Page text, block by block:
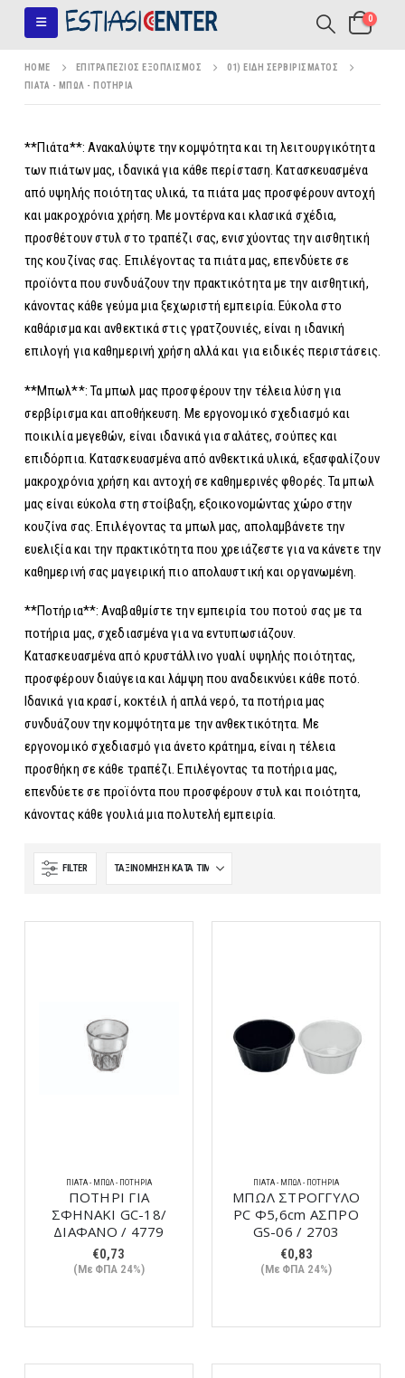
0
HOME ΕΠΙΤΡΑΠΈΖΙΟΣ ΕΞΟΠΛΙΣΜΌΣ
01) ΕΊΔΗ ΣΕΡΒΙΡΊΣΜΑΤΟΣ
ΠΙΆΤΑ - ΜΠΩΛ - ΠΟΤΉΡΙΑ
**Πιάτα**: Ανακαλύψτε την κομψότητα και τη λειτουργικότητα
των πιάτων μας, ιδανικά για κάθε περίσταση. Κατασκευασμένα
από υψηλής ποιότητας υλικά, τα πιάτα μας προσφέρουν αντοχή
και μακροχρόνια χρήση. Με μοντέρνα και κλασικά σχέδια,
προσθέτουν στυλ στο τραπέζι σας, ενισχύοντας την αισθητική
της κουζίνας σας. Επιλέγοντας τα πιάτα μας, επενδύετε σε
προϊόντα που συνδυάζουν την πρακτικότητα με την αισθητική,
κάνοντας κάθε γεύμα μια ξεχωριστή εμπειρία. Εύκολα στο
καθάρισμα και ανθεκτικά στις γρατζουνιές, είναι η ιδανική
επιλογή για καθημερινή χρήση αλλά και για ειδικές περιστάσεις.
**Μπωλ**: Τα μπωλ μας προσφέρουν την τέλεια λύση για
σερβίρισμα και αποθήκευση. Με εργονομικό σχεδιασμό και
ποικιλία μεγεθών, είναι ιδανικά για σαλάτες, σούπες και
επιδόρπια. Κατασκευασμένα από ανθεκτικά υλικά, εξασφαλίζουν
μακροχρόνια χρήση και αντοχή σε καθημερινές φθορές. Τα μπωλ
μας είναι εύκολα στη στοίβαξη, εξοικονομώντας χώρο στην
κουζίνα σας. Επιλέγοντας τα μπωλ μας, απολαμβάνετε την
ευελιξία και την πρακτικότητα που χρειάζεστε για να κάνετε την
καθημερινή σας μαγειρική πιο απολαυστική και οργανωμένη.
**Ποτήρια**: Αναβαθμίστε την εμπειρία του ποτού σας με τα
ποτήρια μας, σχεδιασμένα για να εντυπωσιάζουν.
Κατασκευασμένα από κρυστάλλινο γυαλί υψηλής ποιότητας,
προσφέρουν διαύγεια και λάμψη που αναδεικνύει κάθε ποτό.
Ιδανικά για κρασί, κοκτέιλ ή απλά νερό, τα ποτήρια μας
συνδυάζουν την κομψότητα με την ανθεκτικότητα. Με
εργονομικό σχεδιασμό για άνετο κράτημα, είναι η τέλεια
προσθήκη σε κάθε τραπέζι. Επιλέγοντας τα ποτήρια μας,
επενδύετε σε προϊόντα που προσφέρουν στυλ και ποιότητα,
κάνοντας κάθε γουλιά μια πολυτελή εμπειρία.
FILTER
ΠΙΆΤΑ - ΜΠΩΛ - ΠΟΤΉΡΙΑ
ΠΟΤΗΡΙ ΓΙΑ
ΣΦΗΝΑΚΙ GC-18/
ΔΙΑΦΑΝΟ / 4779
€0,73
(Με ΦΠΑ 24%)
ΠΙΆΤΑ - ΜΠΩΛ - ΠΟΤΉΡΙΑ
ΜΠΩΛ ΣΤΡΟΓΓΥΛΟ
PC Φ5,6cm ΑΣΠΡΟ
GS-06 / 2703
€0,83
(Με ΦΠΑ 24%)